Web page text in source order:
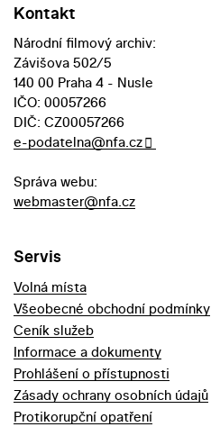
Kontakt
Národní filmový archiv:
Závišova 502/5
140 00 Praha 4 - Nusle
IČO: 00057266
DIČ: CZ00057266
e-podatelna@nfa.cz
Správa webu:
webmaster@nfa.cz
Servis
Volná místa
Všeobecné obchodní podmínky
Ceník služeb
Informace a dokumenty
Prohlášení o přístupnosti
Zásady ochrany osobních údajů
Protikorupční opatření